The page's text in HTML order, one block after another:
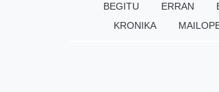
BEGITU
ERRAN
KRONIKA